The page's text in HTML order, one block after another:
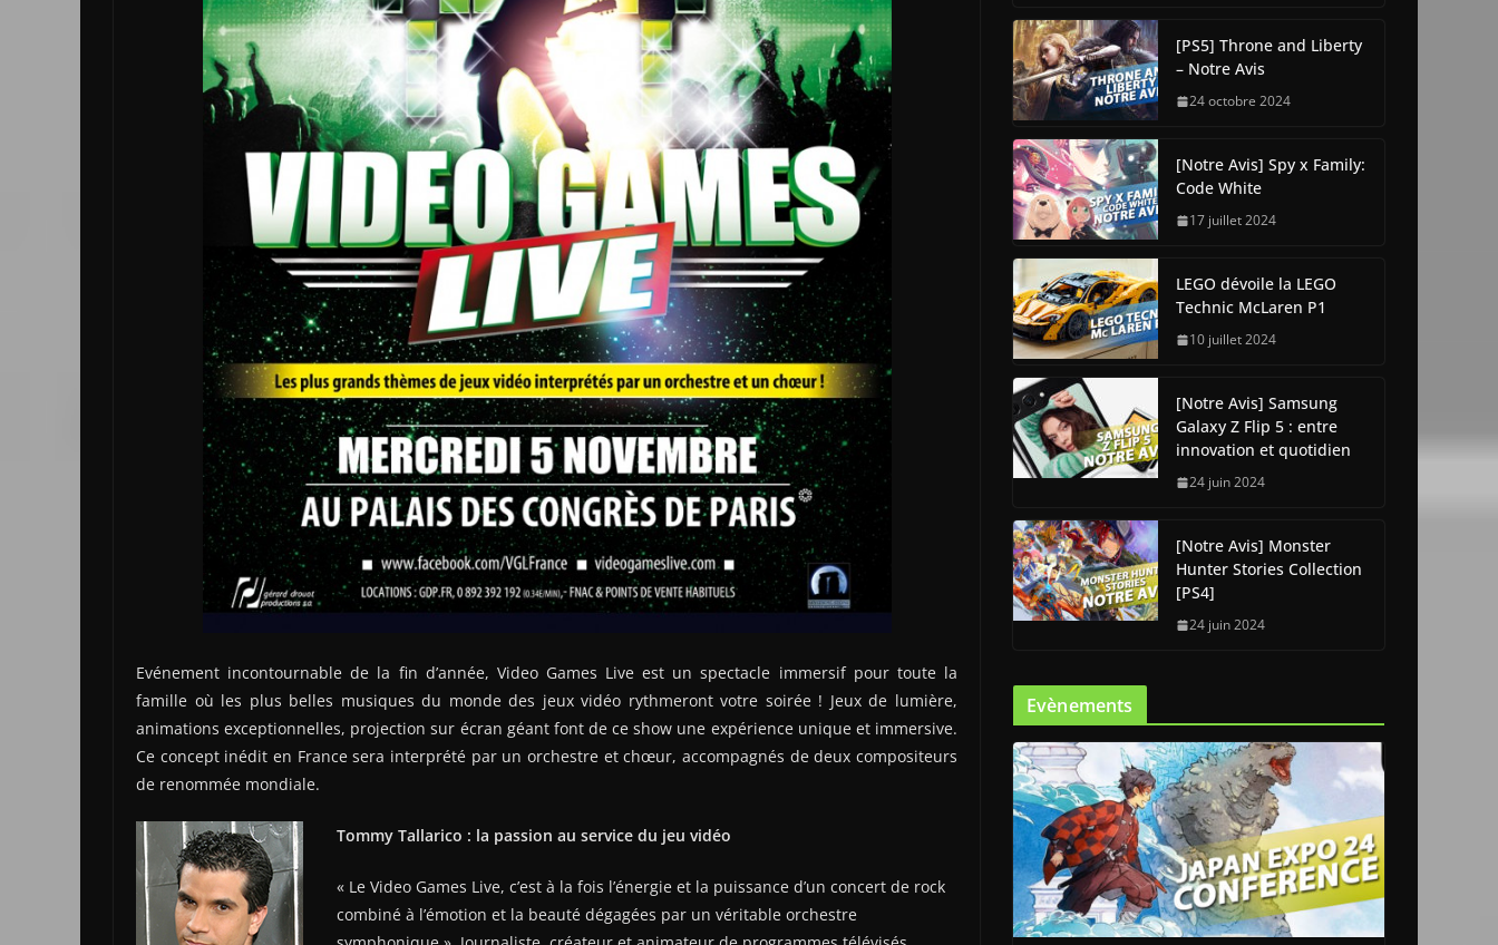
Evénement incontournable de la fin d’année, Video Games Live est un spectacle immersif pour toute la
famille où les plus belles musiques du monde des jeux vidéo rythmeront votre soirée ! Jeux de lumière,
animations exceptionnelles, projection sur écran géant font de ce show une expérience unique et immersive.
Ce concept inédit en France sera interprété par un orchestre et chœur, accompagnés de deux compositeurs
de renommée mondiale.
Tommy Tallarico : la passion au service du jeu vidéo
« Le Video Games Live, c’est à la fois l’énergie et la puissance d’un concert de rock
combiné à l’émotion et la beauté dégagées par un véritable orchestre
[PS5] Throne and Liberty
– Notre Avis
24 octobre 2024
[Notre Avis] Spy x Family:
Code White
17 juillet 2024
LEGO dévoile la LEGO
Technic McLaren P1
10 juillet 2024
[Notre Avis] Samsung
Galaxy Z Flip 5 : entre
innovation et quotidien
24 juin 2024
[Notre Avis] Monster
Hunter Stories Collection
[PS4]
24 juin 2024
Evènements